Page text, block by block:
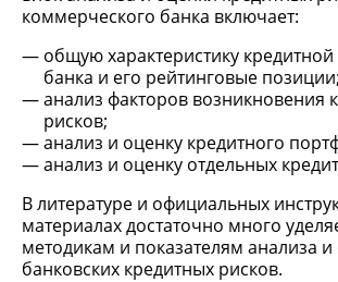
коммерческого банка включает:
общую характеристику кредитной
банка и его рейтинговые позиции;
анализ факторов возникновения
рисков;
анализ и оценку кредитного
анализ и оценку отдельных
В литературе и официальных
материалах достаточно много
методикам и показателям анализа
банковских кредитных рисков.